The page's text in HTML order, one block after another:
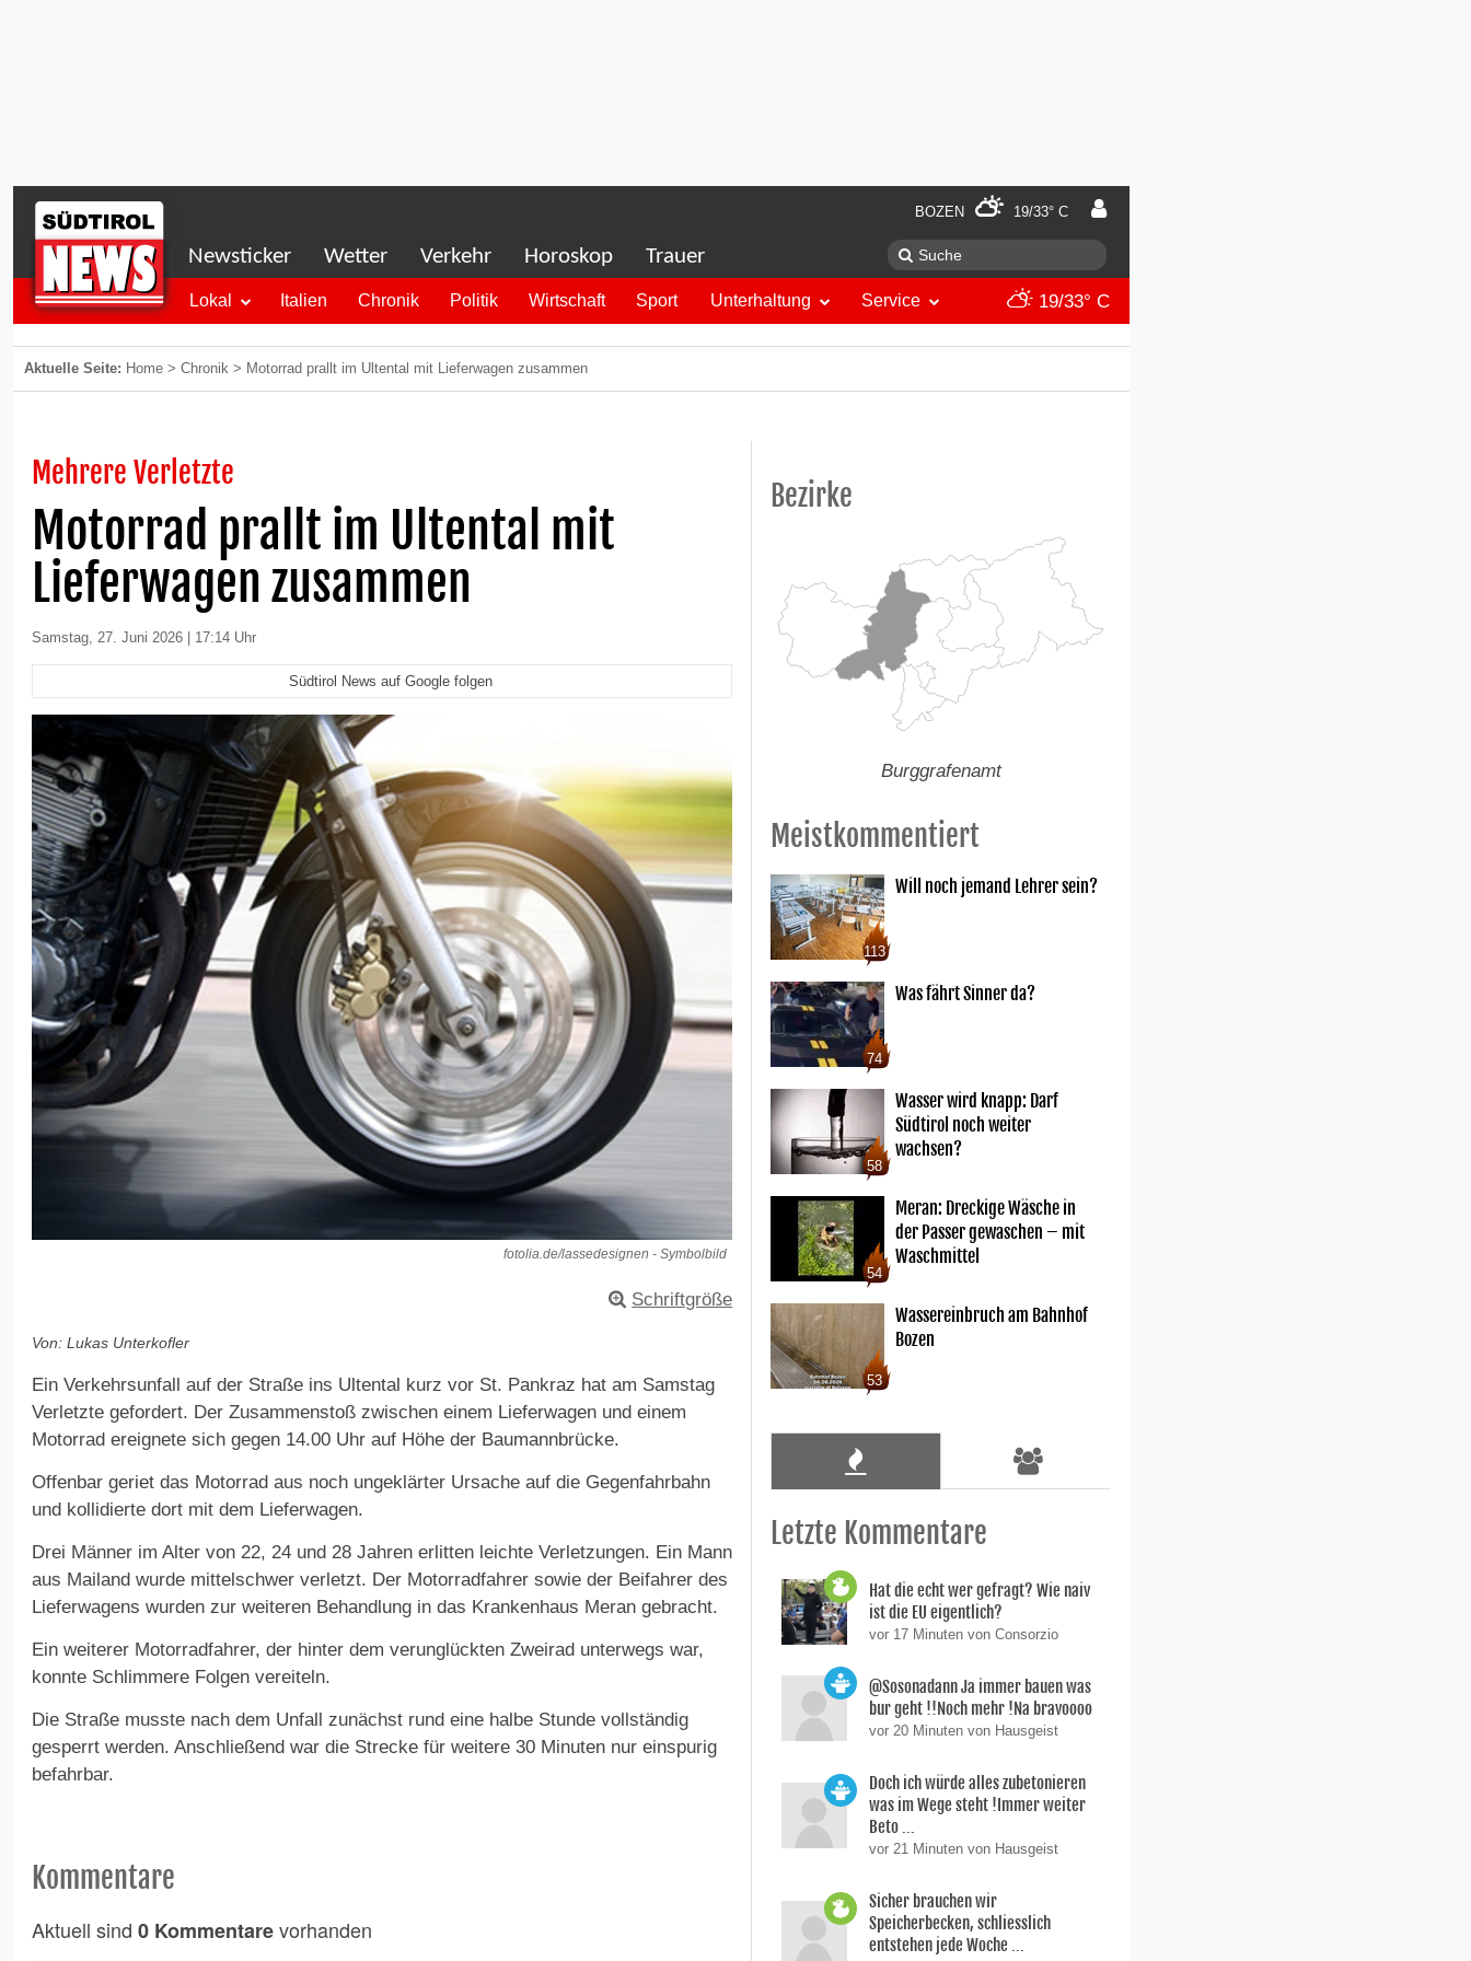
BOZEN 19/33° C
Newsticker Wetter Verkehr Horoskop Trauer
Lokal Italien Chronik Politik Wirtschaft Sport Unterhaltung Service 19/33° C
Aktuelle Seite: Home > Chronik > Motorrad prallt im Ultental mit Lieferwagen zusammen
Mehrere Verletzte
Motorrad prallt im Ultental mit
Lieferwagen zusammen
Samstag, 27. Juni 2026 | 17:14 Uhr
Südtirol News auf Google folgen
fotolia.de/lassedesignen - Symbolbild
Schriftgröße
Von: Lukas Unterkofler
Ein Verkehrsunfall auf der Straße ins Ultental kurz vor St. Pankraz hat am Samstag
Verletzte gefordert. Der Zusammenstoß zwischen einem Lieferwagen und einem
Motorrad ereignete sich gegen 14.00 Uhr auf Höhe der Baumannbrücke.
Offenbar geriet das Motorrad aus noch ungeklärter Ursache auf die Gegenfahrbahn
und kollidierte dort mit dem Lieferwagen.
Drei Männer im Alter von 22, 24 und 28 Jahren erlitten leichte Verletzungen. Ein Mann
aus Mailand wurde mittelschwer verletzt. Der Motorradfahrer sowie der Beifahrer des
Lieferwagens wurden zur weiteren Behandlung in das Krankenhaus Meran gebracht.
Ein weiterer Motorradfahrer, der hinter dem verunglückten Zweirad unterwegs war,
konnte Schlimmere Folgen vereiteln.
Die Straße musste nach dem Unfall zunächst rund eine halbe Stunde vollständig
gesperrt werden. Anschließend war die Strecke für weitere 30 Minuten nur einspurig
befahrbar.
Kommentare
Aktuell sind 0 Kommentarevorhanden
Bezirke
Burggrafenamt
Meistkommentiert
113
Will noch jemand Lehrer sein?
74
Was fährt Sinner da?
58
Wasser wird knapp: Darf
Südtirol noch weiter
wachsen?
54
Meran: Dreckige Wäsche in
der Passer gewaschen – mit
Waschmittel
53
Wassereinbruch am Bahnhof
Bozen
Letzte Kommentare
Hat die echt wer gefragt? Wie naiv
ist die EU eigentlich?
vor 17 Minuten von Consorzio
@Sosonadann Ja immer bauen was
bur geht !!Noch mehr !Na bravoooo
vor 20 Minuten von Hausgeist
Doch ich würde alles zubetonieren
was im Wege steht !Immer weiter
Beto ...
vor 21 Minuten von Hausgeist
Sicher brauchen wir
Speicherbecken, schliesslich
entstehen jede Woche ...